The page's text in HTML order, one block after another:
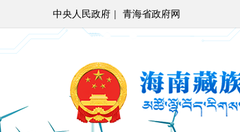
中央人民政府 | 青海省政府网